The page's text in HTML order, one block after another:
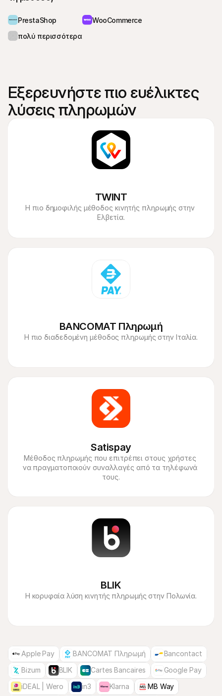
PrestaShop
WooCommerce
πολύ περισσότερα...
Εξερευνήστε πιο ευέλικτες
λύσεις πληρωμών
TWINT
Η πιο δημοφιλής μέθοδος κινητής πληρωμής στην
Ελβετία.
BANCOMAT Πληρωμή
Η πιο διαδεδομένη μέθοδος πληρωμής στην Ιταλία.
Satispay
Μέθοδος πληρωμής που επιτρέπει στους χρήστες
να πραγματοποιούν συναλλαγές από τα τηλέφωνά
τους.
BLIK
Η κορυφαία λύση κινητής πληρωμής στην Πολωνία.
Apple Pay BANCOMAT Πληρωμή
Bancontact
Bizum
BLIK Cartes Bancaires
Google Pay
iDEAL | Wero
in3 Klarna
MB Way